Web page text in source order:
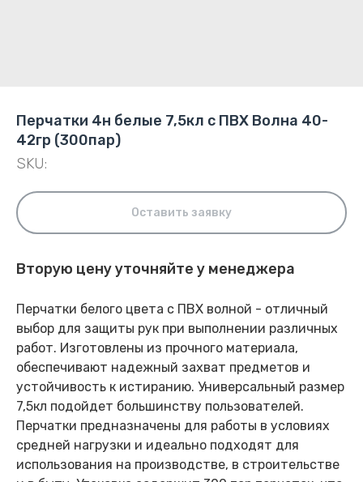
Перчатки 4н белые 7,5кл с ПВХ Волна 40-
42гр (300пар)
SKU:
Оставить заявку
Вторую цену уточняйте у менеджера
Перчатки белого цвета с ПВХ волной - отличный
выбор для защиты рук при выполнении различных
работ. Изготовлены из прочного материала,
обеспечивают надежный захват предметов и
устойчивость к истиранию. Универсальный размер
7,5кл подойдет большинству пользователей.
Перчатки предназначены для работы в условиях
средней нагрузки и идеально подходят для
использования на производстве, в строительстве